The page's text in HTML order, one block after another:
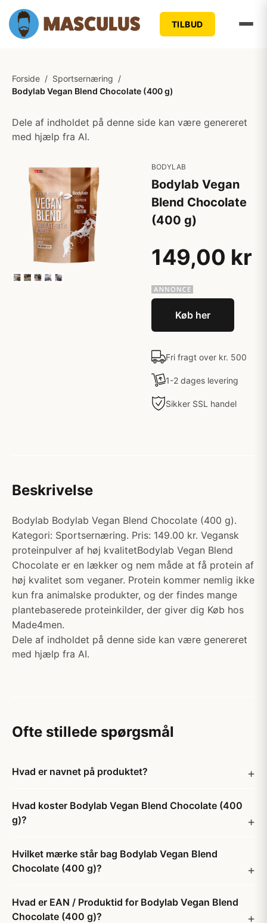
TILBUD
Forside / Sportsernæring /
Bodylab Vegan Blend Chocolate (400 g)
Dele af indholdet på denne side kan være genereret
med hjælp fra AI.
BODYLAB
Bodylab Vegan
Blend Chocolate
(400 g)
149,00 kr
Køb her
Fri fragt over kr. 500
1-2 dages levering
Sikker SSL handel
Beskrivelse
Bodylab Bodylab Vegan Blend Chocolate (400 g).
Kategori: Sportsernæring. Pris: 149.00 kr. Vegansk
proteinpulver af høj kvalitetBodylab Vegan Blend
Chocolate er en lækker og nem måde at få protein af
høj kvalitet som veganer. Protein kommer nemlig ikke
kun fra animalske produkter, og der findes mange
plantebaserede proteinkilder, der giver dig Køb hos
Made4men.
Dele af indholdet på denne side kan være genereret
med hjælp fra AI.
Ofte stillede spørgsmål
Hvad er navnet på produktet?
Hvad koster Bodylab Vegan Blend Chocolate (400
g)?
Hvilket mærke står bag Bodylab Vegan Blend
Chocolate (400 g)?
Hvad er EAN / Produktid for Bodylab Vegan Blend
Chocolate (400 g)?